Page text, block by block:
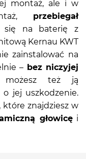
montaż, ale i w
przebiegał
się na baterię z
Kernau KWT
zainstalować na
– bez niczyjej
też ją
jej uszkodzenie.
które znajdziesz w
głowicęi